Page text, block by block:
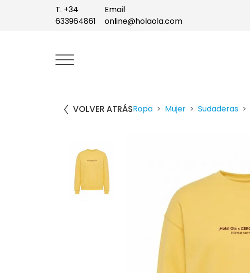
T. +34
633964861
Email
online@holaola.com
VOLVER ATRÁSRopa Mujer Sudaderas